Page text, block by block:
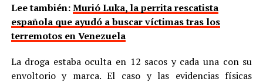
Lee también:Murió Luka, la perrita rescatista
española que ayudó a buscar víctimas tras los
terremotos en Venezuela
La droga estaba oculta en 12 sacos y cada una con su
envoltorio y marca. El caso y las evidencias físicas